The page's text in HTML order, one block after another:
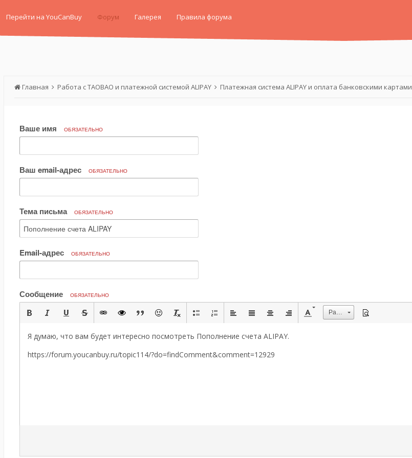
Перейти на YouCanBuy Форум Галерея Правила форума
Главная Работа с TAOBAO и платежной системой ALIPAY Платежная система ALIPAY и оплата банковскими картами
Ваше имя ОБЯЗАТЕЛЬНО
Ваш email-адрес ОБЯЗАТЕЛЬНО
Тема письма ОБЯЗАТЕЛЬНО
Email-адрес ОБЯЗАТЕЛЬНО
Сообщение ОБЯЗАТЕЛЬНО
Размер
Я думаю, что вам будет интересно посмотреть Пополнение счета ALIPAY.
https://forum.youcanbuy.ru/topic114/?do=findComment&comment=12929